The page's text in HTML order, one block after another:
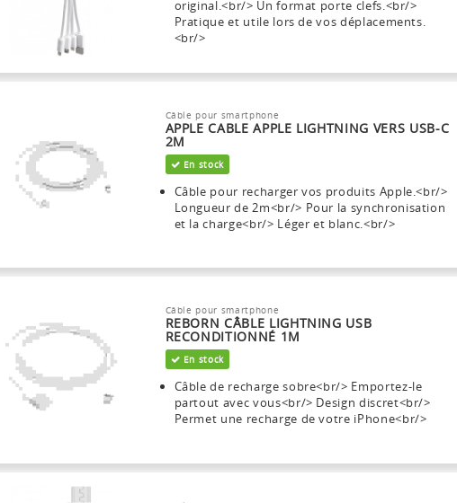
original.<br/> Un format porte clefs.<br/>
Pratique et utile lors de vos déplacements.
<br/>
Câble pour smartphone
APPLE CABLE APPLE LIGHTNING VERS USB-C
2M
En stock
Câble pour recharger vos produits Apple.<br/>
Longueur de 2m<br/> Pour la synchronisation
et la charge<br/> Léger et blanc.<br/>
Câble pour smartphone
REBORN CÂBLE LIGHTNING USB
RECONDITIONNÉ 1M
En stock
Câble de recharge sobre<br/> Emportez-le
partout avec vous<br/> Design discret<br/>
Permet une recharge de votre iPhone<br/>